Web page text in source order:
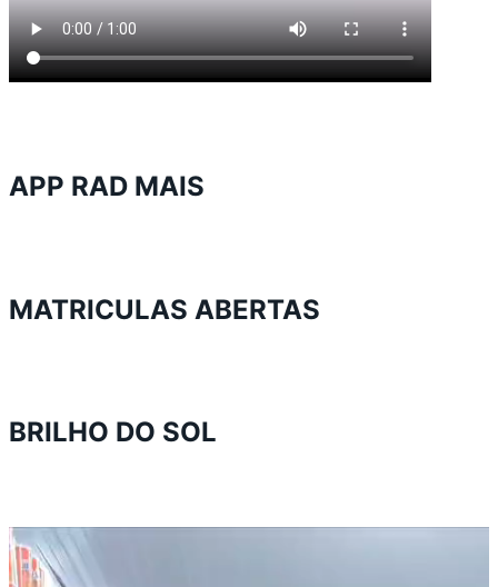
APP RAD MAIS
MATRICULAS ABERTAS
BRILHO DO SOL